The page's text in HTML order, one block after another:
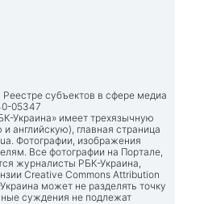
субъектов в сфере медиа
05347
Украина» имеет трехязычную
английскую), главная страница
. Фотографии, изображения
Все фотографии на Портале,
журналисты РБК-Украина,
Creative Commons Attribution
может не разделять точку
суждения не подлежат